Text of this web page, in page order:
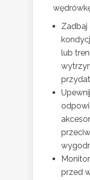
Zadbaj
lub
przed